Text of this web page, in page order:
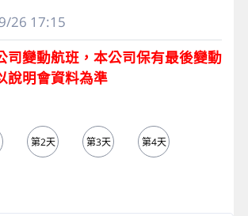
26 17:15
變動航班，本公司保有最後變動
說明會資料為準
第2天 第3天 第4天